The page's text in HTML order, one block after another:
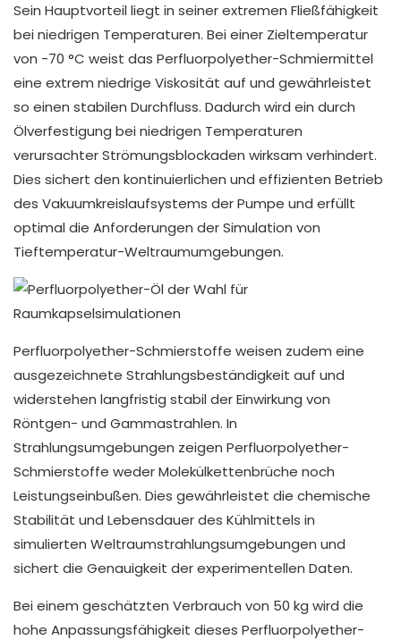
Sein Hauptvorteil liegt in seiner extremen Fließfähigkeit
bei niedrigen Temperaturen. Bei einer Zieltemperatur
von -70 °C weist das Perfluorpolyether-Schmiermittel
eine extrem niedrige Viskosität auf und gewährleistet
so einen stabilen Durchfluss. Dadurch wird ein durch
Ölverfestigung bei niedrigen Temperaturen
verursachter Strömungsblockaden wirksam verhindert.
Dies sichert den kontinuierlichen und effizienten Betrieb
des Vakuumkreislaufsystems der Pumpe und erfüllt
optimal die Anforderungen der Simulation von
Tieftemperatur-Weltraumumgebungen.
Perfluorpolyether-Schmierstoffe weisen zudem eine
ausgezeichnete Strahlungsbeständigkeit auf und
widerstehen langfristig stabil der Einwirkung von
Röntgen- und Gammastrahlen. In
Strahlungsumgebungen zeigen Perfluorpolyether-
Schmierstoffe weder Molekülkettenbrüche noch
Leistungseinbußen. Dies gewährleistet die chemische
Stabilität und Lebensdauer des Kühlmittels in
simulierten Weltraumstrahlungsumgebungen und
sichert die Genauigkeit der experimentellen Daten.
Bei einem geschätzten Verbrauch von 50 kg wird die
hohe Anpassungsfähigkeit dieses Perfluorpolyether-